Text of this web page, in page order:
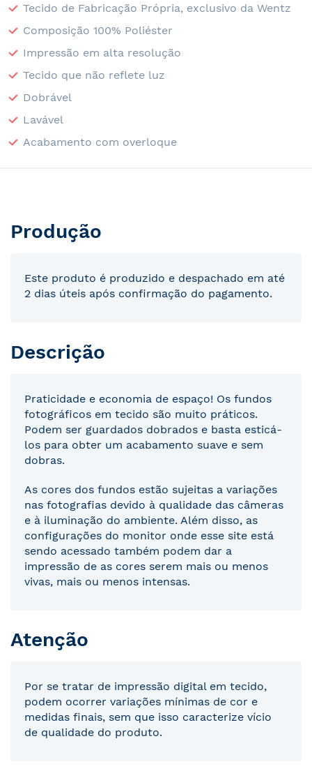
Tecido de Fabricação Própria, exclusivo da Wentz
Composição 100% Poliéster
Impressão em alta resolução
Tecido que não reflete luz
Dobrável
Lavável
Acabamento com overloque
Produção
Este produto é produzido e despachado em até
2 dias úteis após confirmação do pagamento.
Descrição
Praticidade e economia de espaço! Os fundos
fotográficos em tecido são muito práticos.
Podem ser guardados dobrados e basta esticá-
los para obter um acabamento suave e sem
dobras.
As cores dos fundos estão sujeitas a variações
nas fotografias devido à qualidade das câmeras
e à iluminação do ambiente. Além disso, as
configurações do monitor onde esse site está
sendo acessado também podem dar a
impressão de as cores serem mais ou menos
vivas, mais ou menos intensas.
Atenção
Por se tratar de impressão digital em tecido,
podem ocorrer variações mínimas de cor e
medidas finais, sem que isso caracterize vício
de qualidade do produto.